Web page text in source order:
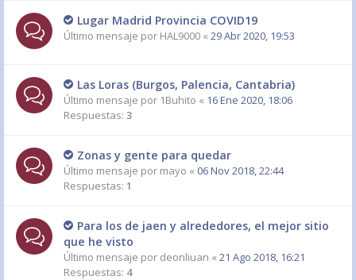
Lugar Madrid Provincia COVID19
Último mensaje por HAL9000 « 29 Abr 2020, 19:53
Las Loras (Burgos, Palencia, Cantabria)
Último mensaje por 1Buhito « 16 Ene 2020, 18:06
Respuestas: 3
Zonas y gente para quedar
Último mensaje por mayo « 06 Nov 2018, 22:44
Respuestas: 1
Para los de jaen y alrededores, el mejor sitio
que he visto
Último mensaje por deonliuan « 21 Ago 2018, 16:21
Respuestas: 4